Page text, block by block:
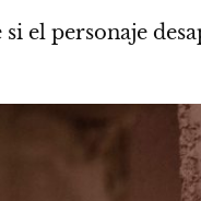
el personaje